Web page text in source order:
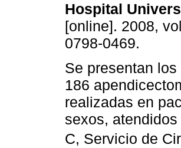
Hospital
[online]. 2008,
0798-0469.
Se presentan
186
realizadas en
sexos,
C, Servicio de